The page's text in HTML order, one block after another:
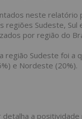
neste relatório
regiões Sudeste,
por região do
região Sudeste foi a
e Nordeste (20%).
detalha a